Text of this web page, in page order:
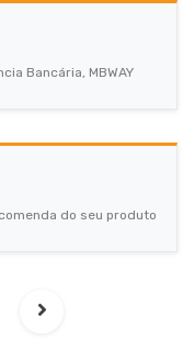
Bancária, MBWAY
do seu produto